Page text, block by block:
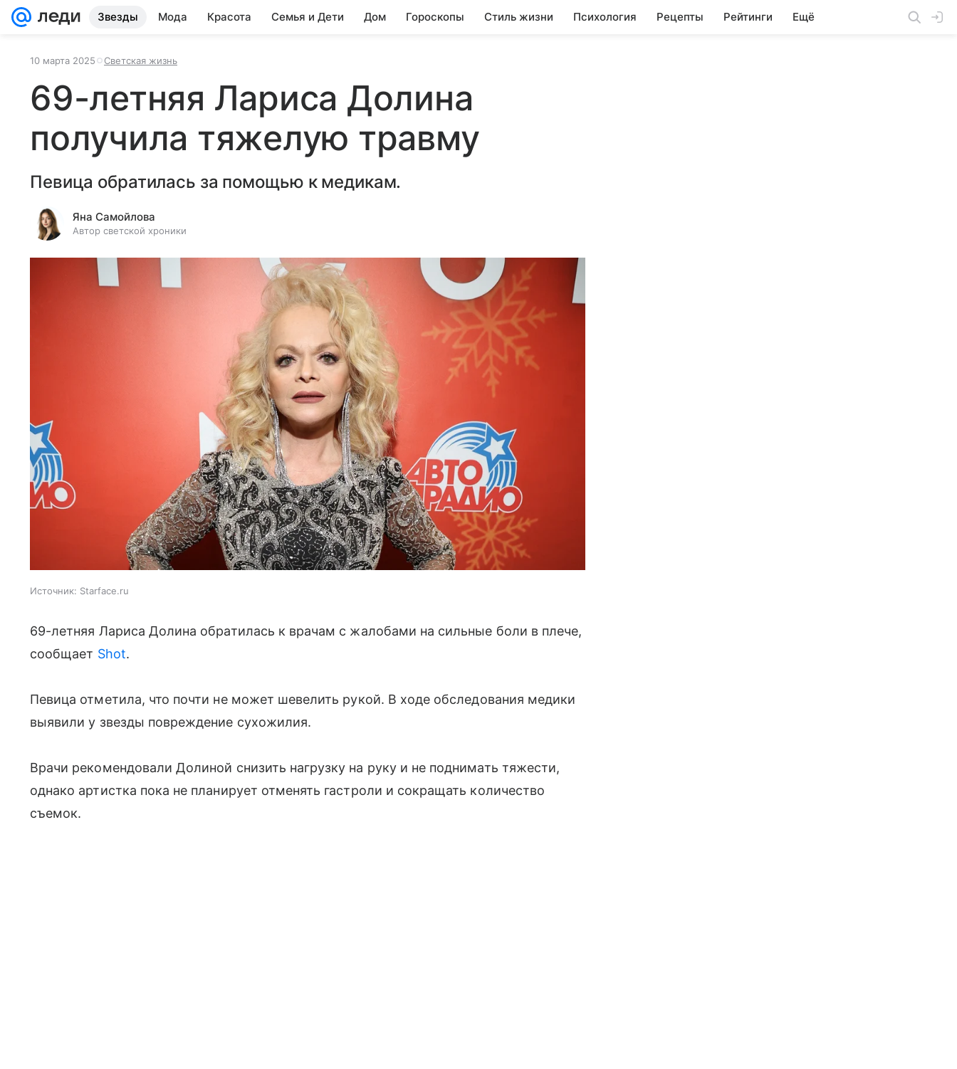
Звезды Мода Красота Семья и Дети Дом Гороскопы Стиль жизни Психология Рецепты Рейтинги Ещё
10 марта 2025 Светская жизнь
69-летняя Лариса Долина
получила тяжелую травму
Певица обратилась за помощью к медикам.
Яна Самойлова
Автор светской хроники
Источник: Starface.ru
69-летняя Лариса Долина обратилась к врачам с жалобами на сильные боли в плече,
сообщает Shot.
Певица отметила, что почти не может шевелить рукой. В ходе обследования медики
выявили у звезды повреждение сухожилия.
Врачи рекомендовали Долиной снизить нагрузку на руку и не поднимать тяжести,
однако артистка пока не планирует отменять гастроли и сокращать количество
съемок.